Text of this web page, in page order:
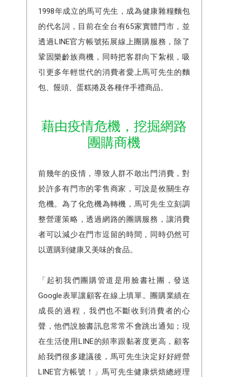
1998年成立的馬可先生，成為健康雜糧麵包
的代名詞，目前在全台有65家實體門市，並
透過LINE官方帳號拓展線上團購服務，除了
鞏固樂齡族商機，同時把客群向下紮根，吸
引更多年輕世代的消費者愛上馬可先生的麵
包、饅頭、蛋糕捲及各種伴手禮商品。
藉由疫情危機，挖掘網路
團購商機
前幾年的疫情，導致人群不敢出門消費，對
於許多有門市的零售商家，可說是攸關生存
危機。為了化危機為轉機，馬可先生立刻調
整營運策略，透過網路的團購服務，讓消費
者可以減少在門市逗留的時間，同時仍然可
以選購到健康又美味的食品。
「起初我們團購管道是用臉書社團，發送
Google表單讓顧客在線上填單。團購業績在
成長的過程，我們也不斷收到消費者的心
聲，他們說臉書訊息常常不會跳出通知；現
在生活使用LINE的頻率跟黏著度更高，顧客
給我們很多建議後，馬可先生決定好好經營
LINE官方帳號！」馬可先生健康烘焙總經理